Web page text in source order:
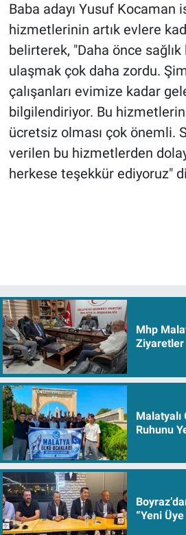
Baba adayı Yusuf Kocaman
hizmetlerinin artık evlere
belirterek, "Daha önce
ulaşmak çok daha zordu.
çalışanları evimize kadar
bilgilendiriyor. Bu
ücretsiz olması çok önemli.
verilen bu hizmetlerden
herkese teşekkür ediyoruz"
Mhp
Ziyaretler
Malatyalı
Ruhunu
“Yeni